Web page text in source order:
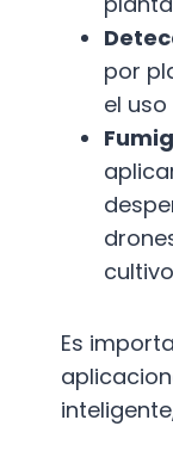
por
el
Es